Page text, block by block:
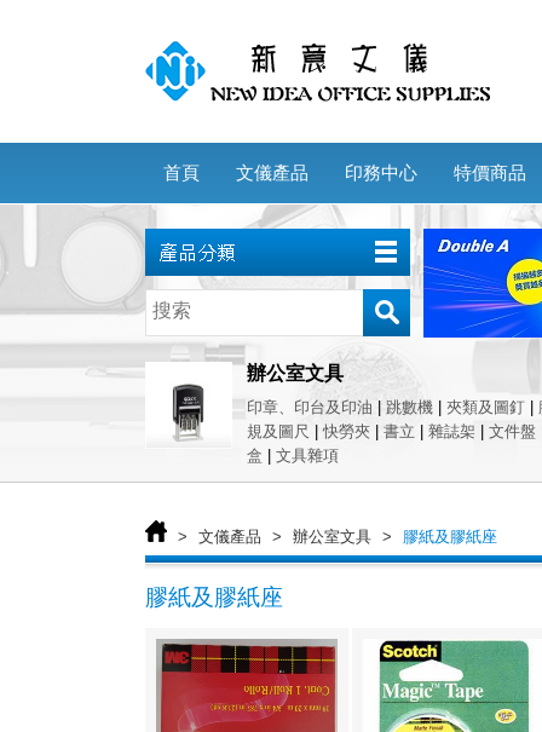
首頁 文儀產品 印務中心 特價商品
辦公室文具
印章、印台及印油 跳數機 夾類及圖釘
規及圖尺
|快勞夾 書立 雜誌架 文件盤
盒
文具雜項
> 文儀產品 > 辦公室文具 > 膠紙及膠紙座
膠紙及膠紙座